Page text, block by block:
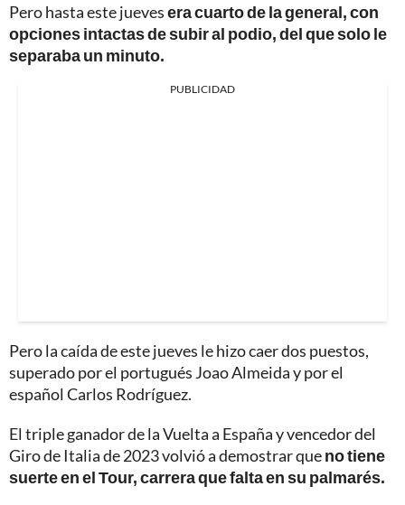
Pero hasta este juevesera cuarto de la general, con
opciones intactas de subir al podio, del que solo le
separaba un minuto.
PUBLICIDAD
Pero la caída de este jueves le hizo caer dos puestos,
superado por el portugués Joao Almeida y por el
español Carlos Rodríguez.
El triple ganador de la Vuelta a España y vencedor del
Giro de Italia de 2023 volvió a demostrar queno tiene
suerte en el Tour, carrera que falta en su palmarés.